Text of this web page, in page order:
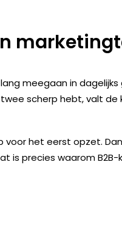
meegaan in dagelijks
scherp hebt, valt
voor het eerst opzet.
is precies waarom